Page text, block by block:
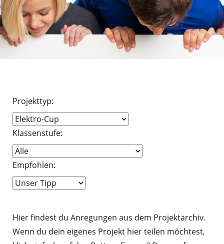
Projekttyp:
Klassenstufe:
Empfohlen:
Hier findest du Anregungen aus dem Projektarchiv.
Wenn du dein eigenes Projekt hier teilen möchtest,